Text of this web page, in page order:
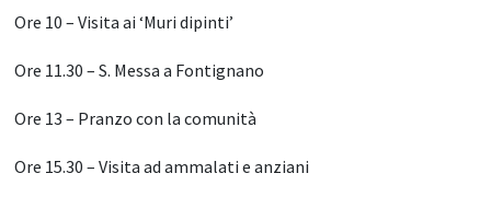
Ore 10 – Visita ai ‘Muri dipinti’
Ore 11.30 – S. Messa a Fontignano
Ore 13 – Pranzo con la comunità
Ore 15.30 – Visita ad ammalati e anziani